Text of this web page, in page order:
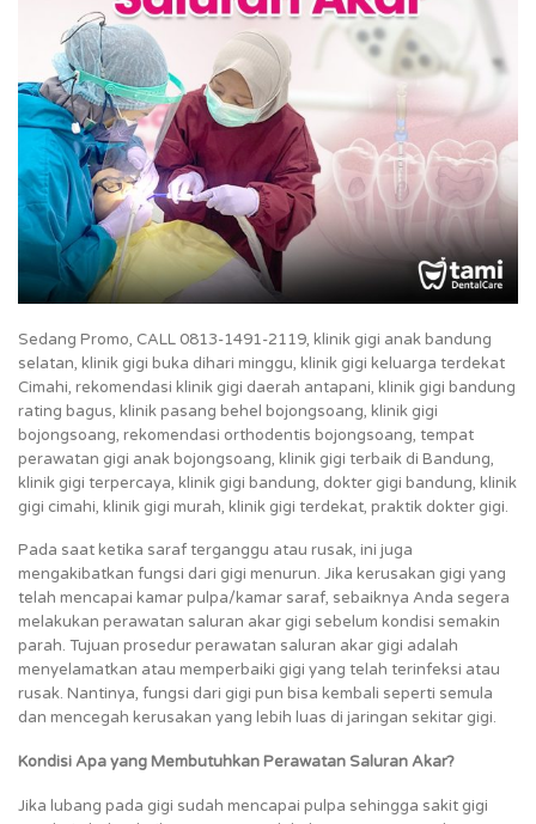
Sedang Promo, CALL 0813-1491-2119, klinik gigi anak bandung
selatan, klinik gigi buka dihari minggu, klinik gigi keluarga terdekat
Cimahi, rekomendasi klinik gigi daerah antapani, klinik gigi bandung
rating bagus, klinik pasang behel bojongsoang, klinik gigi
bojongsoang, rekomendasi orthodentis bojongsoang, tempat
perawatan gigi anak bojongsoang, klinik gigi terbaik di Bandung,
klinik gigi terpercaya, klinik gigi bandung, dokter gigi bandung, klinik
gigi cimahi, klinik gigi murah, klinik gigi terdekat, praktik dokter gigi.
Pada saat ketika saraf terganggu atau rusak, ini juga
mengakibatkan fungsi dari gigi menurun. Jika kerusakan gigi yang
telah mencapai kamar pulpa/kamar saraf, sebaiknya Anda segera
melakukan perawatan saluran akar gigi sebelum kondisi semakin
parah. Tujuan prosedur perawatan saluran akar gigi adalah
menyelamatkan atau memperbaiki gigi yang telah terinfeksi atau
rusak. Nantinya, fungsi dari gigi pun bisa kembali seperti semula
dan mencegah kerusakan yang lebih luas di jaringan sekitar gigi.
Kondisi Apa yang Membutuhkan Perawatan Saluran Akar?
Jika lubang pada gigi sudah mencapai pulpa sehingga sakit gigi